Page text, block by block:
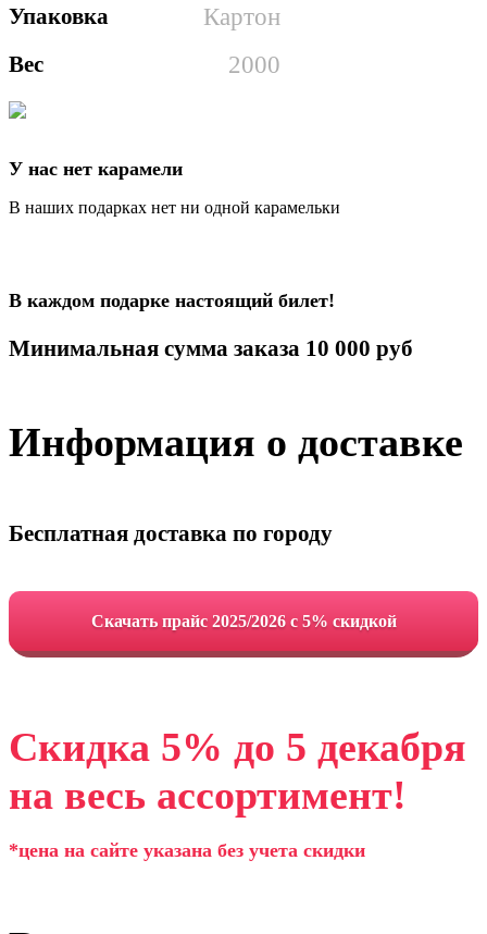
Упаковка Картон
Вес 2000
У нас нет карамели
В наших подарках нет ни одной карамельки
В каждом подарке настоящий билет!
Минимальная сумма заказа 10 000 руб
Информация о доставке
Бесплатная доставка по городу
Cкачать прайс 2025/2026 с 5% скидкой
Скидка 5% до 5 декабря
на весь ассортимент!
*цена на сайте указана без учета скидки